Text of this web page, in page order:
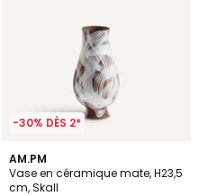
-30% DÈS 2*
AM.PM
Vase en céramique mate, H23,5
cm, Skall